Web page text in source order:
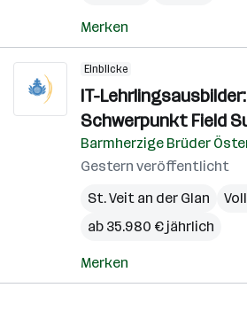
Merken
Einblicke
IT-
Schwerpunkt Field
Barmherzige Brüder
Gestern veröffentlicht
St. Veit an der Glan
ab 35.980 € jährlich
Merken